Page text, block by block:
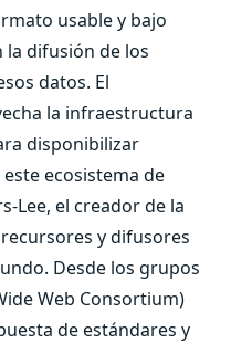
usable y bajo
la difusión de los
datos. El
la infraestructura
disponibilizar
ecosistema de
Lee, el creador de la
y difusores
Desde los grupos
Web Consortium)
de estándares y